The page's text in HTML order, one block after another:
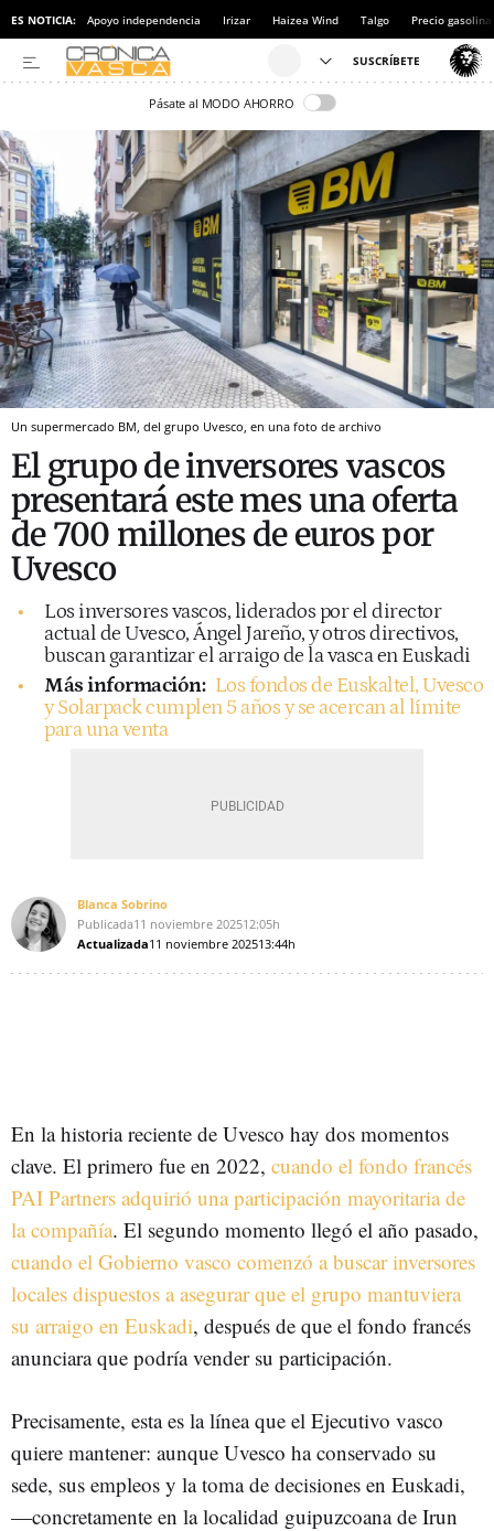
ES NOTICIA: Apoyo independencia Irizar Haizea Wind Talgo Precio gasolina
Pásate al MODO AHORRO
Un supermercado BM, del grupo Uvesco, en una foto de archivo
El grupo de inversores vascos
presentará este mes una oferta
de 700 millones de euros por
Uvesco
Los inversores vascos, liderados por el director
actual de Uvesco, Ángel Jareño, y otros directivos,
buscan garantizar el arraigo de la vasca en Euskadi
Más información: Los fondos de Euskaltel, Uvesco
y Solarpack cumplen 5 años y se acercan al límite
para una venta
Blanca Sobrino
Publicada11 noviembre 202512:05h
Actualizada11 noviembre 202513:44h
En la historia reciente de Uvesco hay dos momentos
clave. El primero fue en 2022, cuando el fondo francés
PAI Partners adquirió una participación mayoritaria de
la compañía. El segundo momento llegó el año pasado,
cuando el Gobierno vasco comenzó a buscar inversores
locales dispuestos a asegurar que el grupo mantuviera
su arraigo en Euskadi, después de que el fondo francés
anunciara que podría vender su participación.
Precisamente, esta es la línea que el Ejecutivo vasco
quiere mantener: aunque Uvesco ha conservado su
sede, sus empleos y la toma de decisiones en Euskadi,
—concretamente en la localidad guipuzcoana de Irun